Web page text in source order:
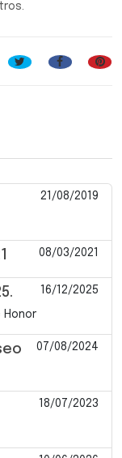
21/08/2019
08/03/2021
16/12/2025
Honor
07/08/2024
18/07/2023